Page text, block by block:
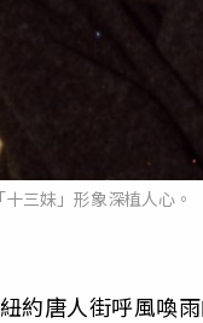
三妹」形象深植人心。
約唐人街呼風喚